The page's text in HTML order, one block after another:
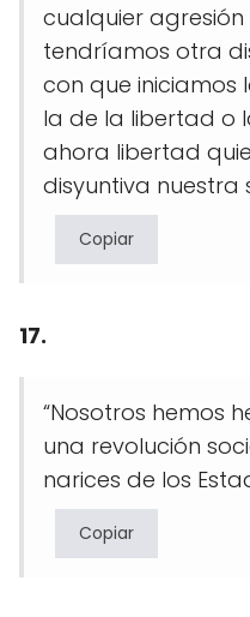
cualquier
tendríamos otra
con que iniciamos
la de la libertad o
ahora libertad
disyuntiva nuestra
Copiar
17.
“Nosotros hemos
una revolución
narices de los
Copiar